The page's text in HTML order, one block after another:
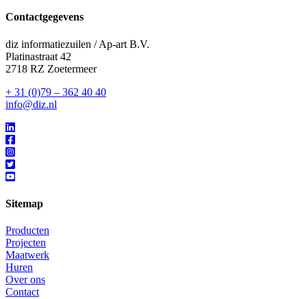
Contactgegevens
diz informatiezuilen / Ap-art B.V.
Platinastraat 42
2718 RZ Zoetermeer
+ 31 (0)79 – 362 40 40
info@diz.nl
Sitemap
Producten
Projecten
Maatwerk
Huren
Over ons
Contact